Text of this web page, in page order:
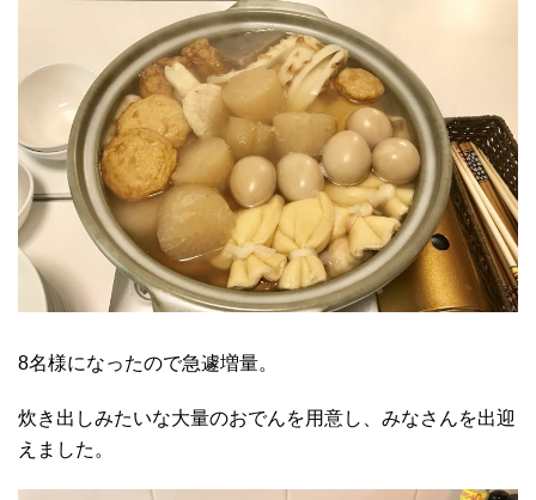
8名様になったので急遽増量。
炊き出しみたいな大量のおでんを用意し、みなさんを出迎
えました。